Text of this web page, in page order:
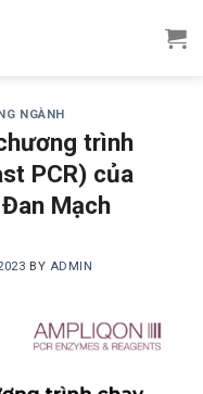
NGÀNH
trình
PCR) của
Mạch
BY ADMIN